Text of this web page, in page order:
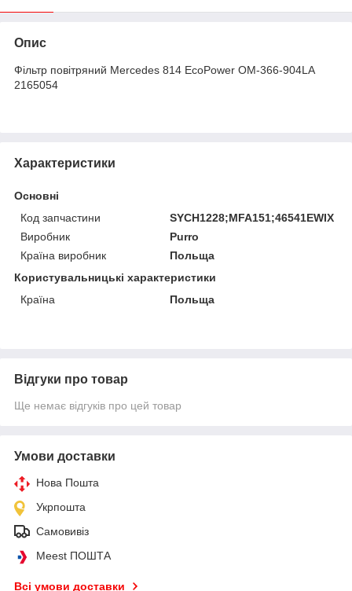
Опис
Фільтр повітряний Mercedes 814 EcoPower OM-366-904LA
2165054
Характеристики
Основні
Код запчастини
SYCH1228;MFA151;46541EWIX
Виробник
Purro
Країна виробник
Польща
Користувальницькі характеристики
Країна
Польща
Відгуки про товар
Ще немає відгуків про цей товар
Умови доставки
Нова Пошта
Укрпошта
Самовивіз
Meest ПОШТА
Всі умови доставки